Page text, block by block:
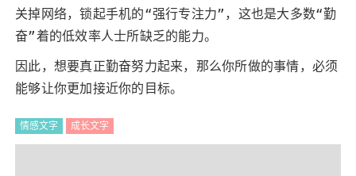
关掉网络，锁起手机的“强行专注力”，这也是大多数“勤
奋”着的低效率人士所缺乏的能力。
因此，想要真正勤奋努力起来，那么你所做的事情，必须
能够让你更加接近你的目标。
情感文字 成长文字